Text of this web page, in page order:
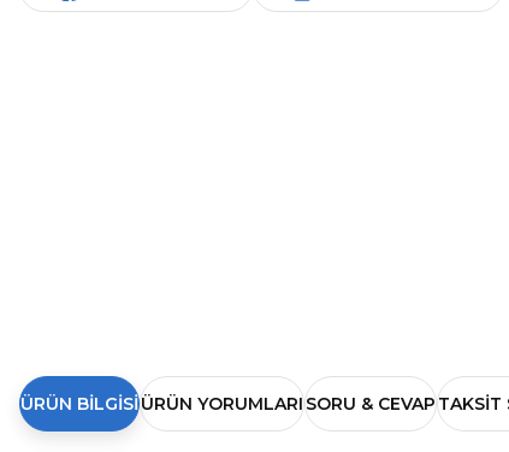
ÜRÜN BILGISI ÜRÜN YORUMLARISORU & CEVAPTAKSIT